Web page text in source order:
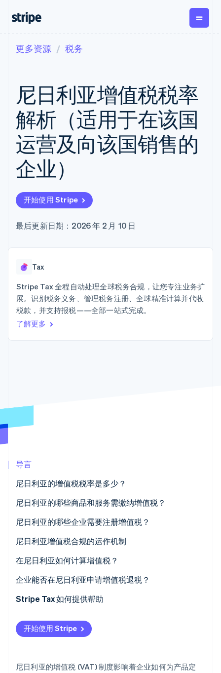
支付
在线支付
Payment links
无代码支付
Checkout
预构建支付界
面
Elements
灵活的 UI 组件
Payment
methods
付方式
Terminal
Authorization
Boost
化
加速结账
经常性收入
Metronome
按用量计费
Subscriptions
订阅管理
Invoicing
一次性或定期
Revenue
Recognition
Stripe Sigma
自定义报告
数据同步
Global
Payouts
向第三
方打款
Crypto
钱包、
稳定币
更多
Product roadmap
了解未来规划
按企业阶段
按应用场景
智能体商务
加密货币
电子商务
应用内支付
交易市场
资金管理
SaaS
AI 企业
创作者经济
游戏
酒店、旅游与休闲
非营利组织
文档
库与 SDK
Stripe Apps
指南
接受线上付款
提供按用量计费
发行稳定币支持的支付卡
通过智能体配置和管理服
代码示例
开发者博客
API 状态
学习
指南
支持
获取支持
托管支持方案
公司
产品路线图
联系
更多资源 税务
尼日利亚增值税税率
解析（适用于在该国
运营及向该国销售的
企业）
开始使用 Stripe
最后更新日期：2026 年 2 月 10 日
Tax
Stripe Tax 全程自动处理全球税务合规，让您专注业务扩
展。识别税务义务、管理税务注册、全球精准计算并代收
税款，并支持报税——全部一站式完成。
了解更多
导言
尼日利亚的增值税税率是多少？
尼日利亚的哪些商品和服务需缴纳增值税？
标准税率商品与服务 (7.5%)
零税率商品与服务 (0%)
增值税豁免的商品与服务
尼日利亚的哪些企业需要注册增值税？
尼日利亚增值税合规的运作机制
月度增值税申报
进口商品与境外服务
记录保存
在尼日利亚如何计算增值税？
企业能否在尼日利亚申请增值税退税？
Stripe Tax 如何提供帮助
开始使用 Stripe
尼日利亚的增值税 (VAT) 制度影响着企业如何为产品定